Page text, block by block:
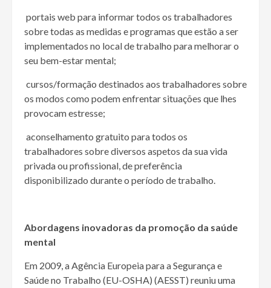
 portais web para informar todos os trabalhadores
sobre todas as medidas e programas que estão a ser
implementados no local de trabalho para melhorar o
seu bem-estar mental;
 cursos/formação destinados aos trabalhadores sobre
os modos como podem enfrentar situações que lhes
provocam estresse;
 aconselhamento gratuito para todos os
trabalhadores sobre diversos aspetos da sua vida
privada ou profissional, de preferência
disponibilizado durante o período de trabalho.
Abordagens inovadoras da promoção da saúde
mental
Em 2009, a Agência Europeia para a Segurança e
Saúde no Trabalho (EU-OSHA) (AESST) reuniu uma